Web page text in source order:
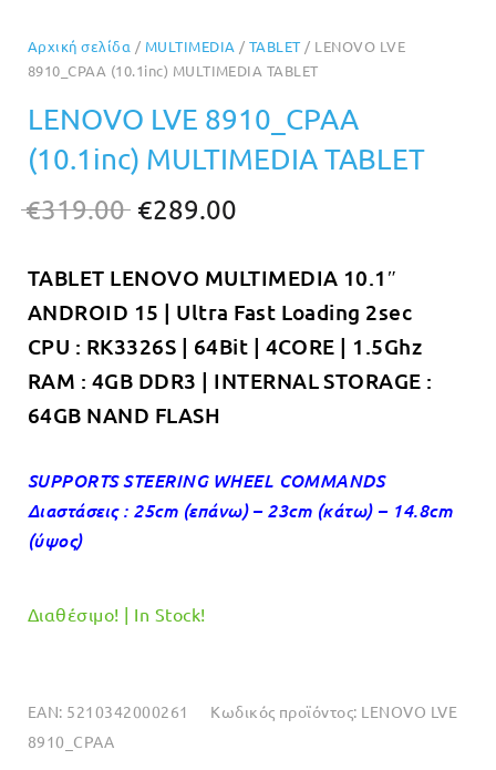
Αρχική σελίδα / MULTIMEDIA / TABLET/ LENOVO LVE
8910_CPAA (10.1inc) MULTIMEDIA TABLET
LENOVO LVE 8910_CPAA
(10.1inc) MULTIMEDIA TABLET
€319.00 Original
was:
€319.00.
€289.00
τιμή
είναι:
€289.00.
TABLET LENOVO MULTIMEDIA 10.1″
ANDROID 15 | Ultra Fast Loading 2sec
CPU : RK3326S | 64Bit | 4CORE | 1.5Ghz
RAM : 4GB DDR3 | INTERNAL STORAGE :
64GB NAND FLASH
SUPPORTS STEERING WHEEL COMMANDS
Διαστάσεις : 25cm (επάνω) – 23cm (κάτω) – 14.8cm
(ύψος)
Διαθέσιμο! | In Stock!
EAN: 5210342000261 Κωδικός προϊόντος: LENOVO LVE
8910_CPAA